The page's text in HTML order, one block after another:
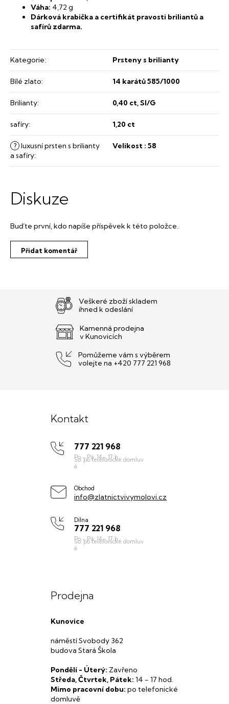
Váha: 4,72 g
Dárková krabička a certifikát pravosti briliantů a
safírů zdarma.
Kategorie: Prsteny s brilianty
Bílé zlato: 14 karátů 585/1000
Brilianty: 0,40 ct, SI/G
safíry: 1,20 ct
? luxusní prsten s brilianty
a safíry:
Velikost : 58
Diskuze
Buďte první, kdo napíše příspěvek k této položce.
Přidat komentář
Veškeré zboží skladem
ihned k odeslání
Kamenná prodejna
v Kunovicích
Pomůžeme vám s výběrem
volejte na +420 777 221 968
Kontakt
777 221 968
Obchod
info@zlatnictvivymolovi.cz
Dílna
777 221 968
Prodejna
Kunovice
náměstí Svobody 362
budova Stará Škola
Pondělí - Úterý: Zavřeno
Středa, Čtvrtek, Pátek: 14 - 17 hod.
Mimo pracovní dobu: po telefonické
domluvě